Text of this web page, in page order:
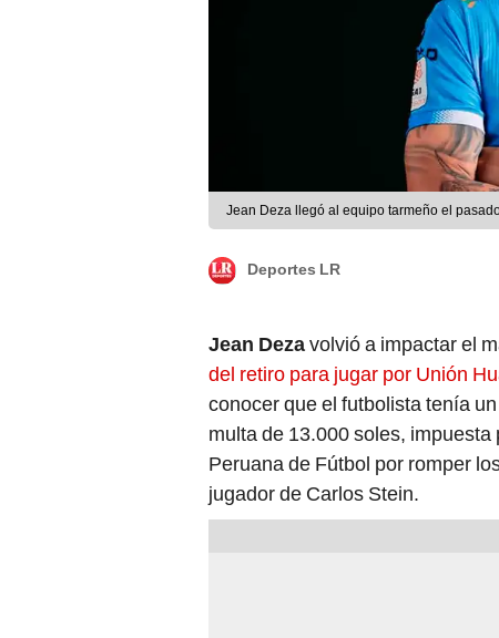
Jean Deza llegó al equipo tarmeño el
Deportes LR
Jean Dezavolvió a impactar el
del retiro para jugar por Unión
conocer que el futbolista tenía
multa de 13.000 soles,
Peruana de Fútbol por romper
jugador de Carlos Stein.